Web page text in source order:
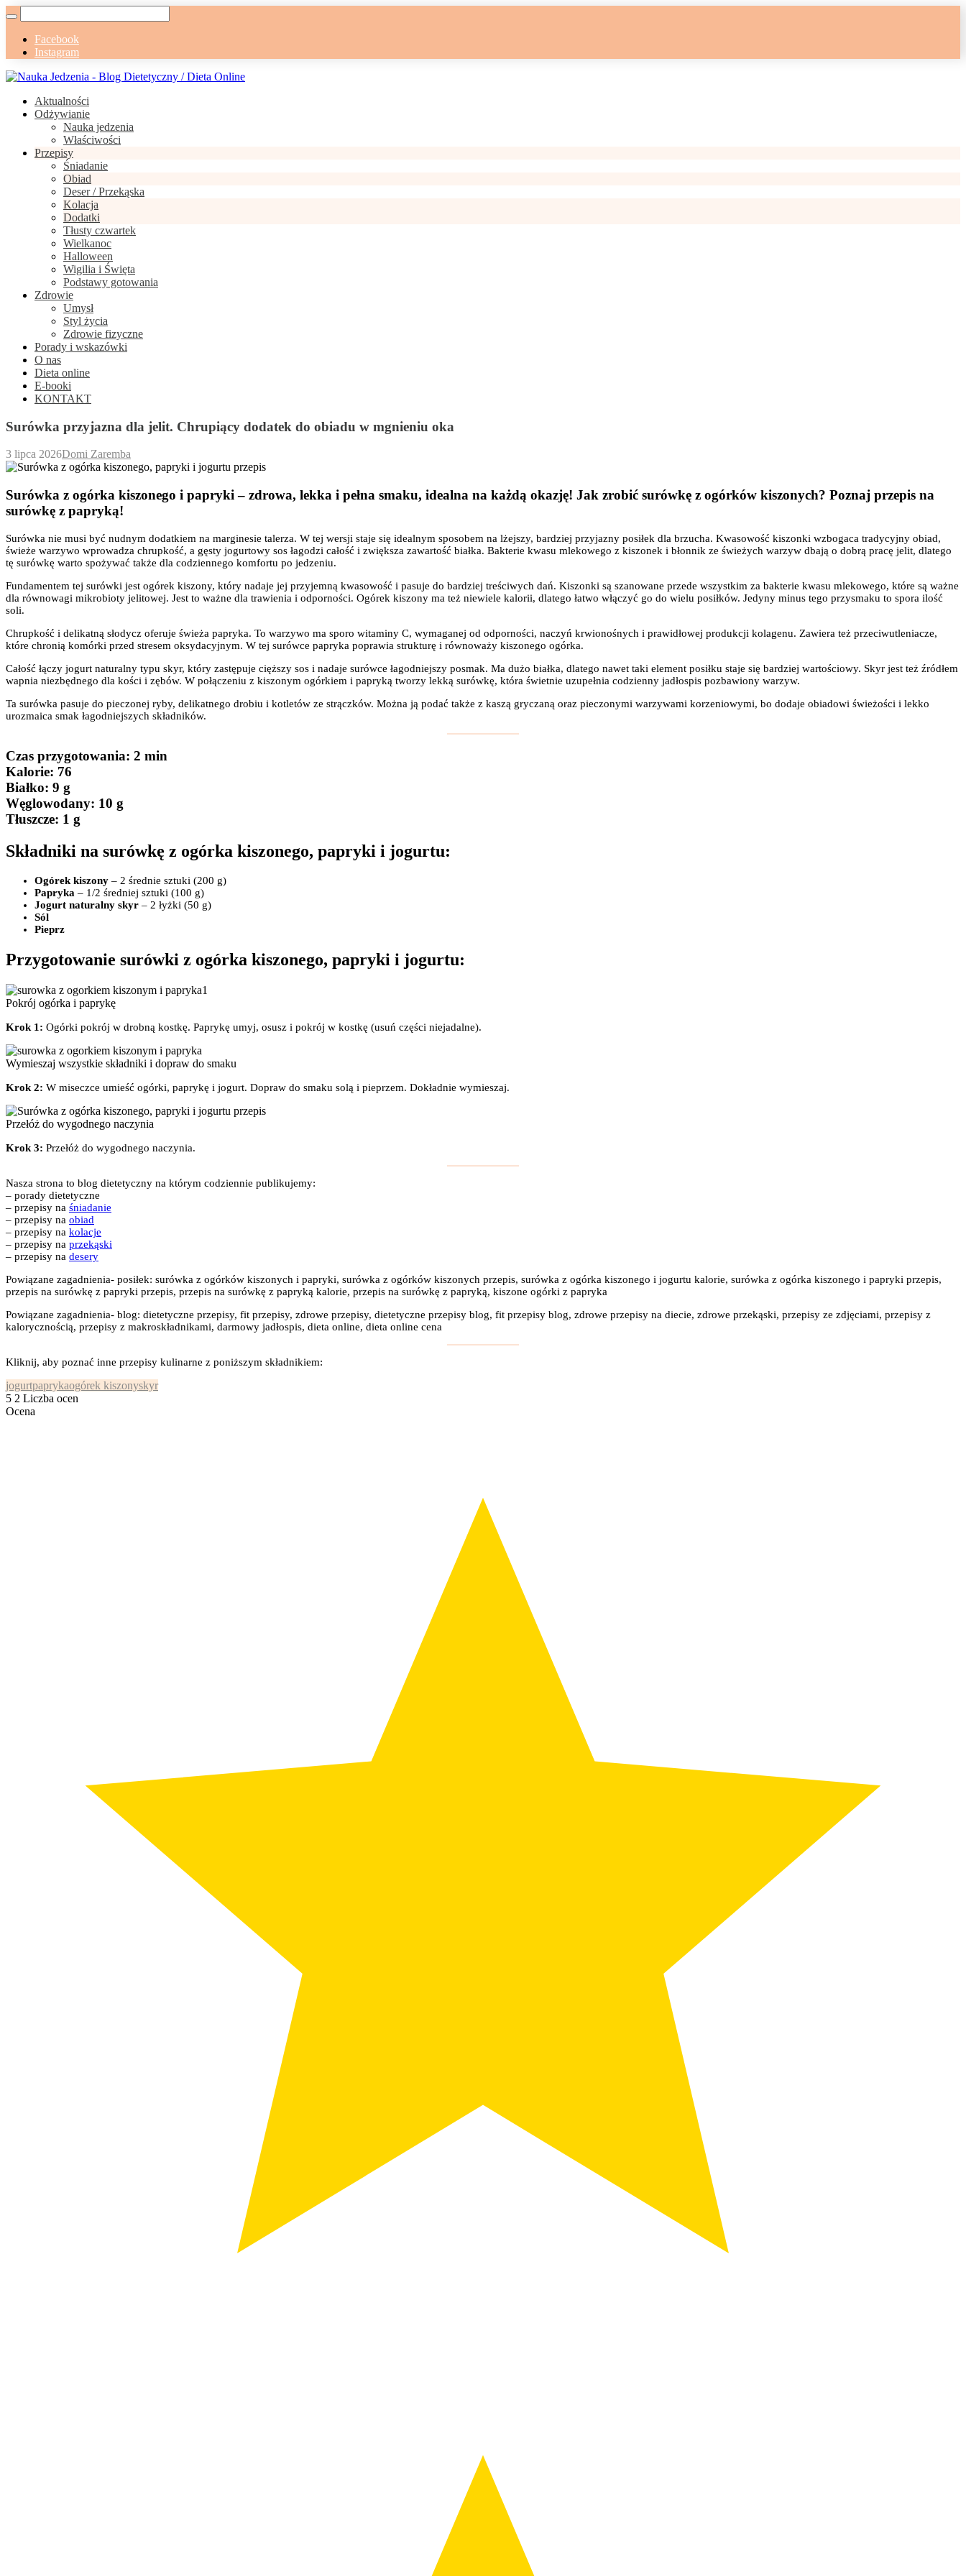
Facebook
Instagram
Aktualności
Odżywianie
Nauka jedzenia
Właściwości
Przepisy
Śniadanie
Obiad
Deser / Przekąska
Kolacja
Dodatki
Tłusty czwartek
Wielkanoc
Halloween
Wigilia i Święta
Podstawy gotowania
Zdrowie
Umysł
Styl życia
Zdrowie fizyczne
Porady i wskazówki
O nas
Dieta online
E-booki
KONTAKT
Surówka przyjazna dla jelit. Chrupiący dodatek do obiadu w mgnieniu oka
3 lipca 2026Domi Zaremba
Surówka z ogórka kiszonego i papryki – zdrowa, lekka i pełna smaku, idealna na każdą okazję! Jak zrobić surówkę z ogórków kiszonych? Poznaj przepis na
surówkę z papryką!
Surówka nie musi być nudnym dodatkiem na marginesie talerza. W tej wersji staje się idealnym sposobem na lżejszy, bardziej przyjazny posiłek dla brzucha. Kwasowość kiszonki wzbogaca tradycyjny obiad,
świeże warzywo wprowadza chrupkość, a gęsty jogurtowy sos łagodzi całość i zwiększa zawartość białka. Bakterie kwasu mlekowego z kiszonek i błonnik ze świeżych warzyw dbają o dobrą pracę jelit, dlatego
tę surówkę warto spożywać także dla codziennego komfortu po jedzeniu.
Fundamentem tej surówki jest ogórek kiszony, który nadaje jej przyjemną kwasowość i pasuje do bardziej treściwych dań. Kiszonki są szanowane przede wszystkim za bakterie kwasu mlekowego, które są ważne
dla równowagi mikrobioty jelitowej. Jest to ważne dla trawienia i odporności. Ogórek kiszony ma też niewiele kalorii, dlatego łatwo włączyć go do wielu posiłków. Jedyny minus tego przysmaku to spora ilość
soli.
Chrupkość i delikatną słodycz oferuje świeża papryka. To warzywo ma sporo witaminy C, wymaganej od odporności, naczyń krwionośnych i prawidłowej produkcji kolagenu. Zawiera też przeciwutleniacze,
które chronią komórki przed stresem oksydacyjnym. W tej surówce papryka poprawia strukturę i równoważy kiszonego ogórka.
Całość łączy jogurt naturalny typu skyr, który zastępuje cięższy sos i nadaje surówce łagodniejszy posmak. Ma dużo białka, dlatego nawet taki element posiłku staje się bardziej wartościowy. Skyr jest też źródłem
wapnia niezbędnego dla kości i zębów. W połączeniu z kiszonym ogórkiem i papryką tworzy lekką surówkę, która świetnie uzupełnia codzienny jadłospis pozbawiony warzyw.
Ta surówka pasuje do pieczonej ryby, delikatnego drobiu i kotletów ze strączków. Można ją podać także z kaszą gryczaną oraz pieczonymi warzywami korzeniowymi, bo dodaje obiadowi świeżości i lekko
urozmaica smak łagodniejszych składników.
Czas przygotowania: 2 min
Kalorie: 76
Białko: 9 g
Węglowodany: 10 g
Tłuszcze: 1 g
Składniki na surówkę z ogórka kiszonego, papryki i jogurtu:
Ogórek kiszony – 2 średnie sztuki (200 g)
Papryka – 1/2 średniej sztuki (100 g)
Jogurt naturalny skyr – 2 łyżki (50 g)
Sól
Pieprz
Przygotowanie surówki z ogórka kiszonego, papryki i jogurtu:
Pokrój ogórka i paprykę
Krok 1: Ogórki pokrój w drobną kostkę. Paprykę umyj, osusz i pokrój w kostkę (usuń części niejadalne).
Wymieszaj wszystkie składniki i dopraw do smaku
Krok 2: W miseczce umieść ogórki, paprykę i jogurt. Dopraw do smaku solą i pieprzem. Dokładnie wymieszaj.
Przełóż do wygodnego naczynia
Krok 3: Przełóż do wygodnego naczynia.
Nasza strona to blog dietetyczny na którym codziennie publikujemy:
– porady dietetyczne
– przepisy na śniadanie
– przepisy na obiad
– przepisy na kolacje
– przepisy na przekąski
– przepisy na desery
Powiązane zagadnienia- posiłek: surówka z ogórków kiszonych i papryki, surówka z ogórków kiszonych przepis, surówka z ogórka kiszonego i jogurtu kalorie, surówka z ogórka kiszonego i papryki przepis,
przepis na surówkę z papryki przepis, przepis na surówkę z papryką kalorie, przepis na surówkę z papryką, kiszone ogórki z papryka
Powiązane zagadnienia- blog: dietetyczne przepisy, fit przepisy, zdrowe przepisy, dietetyczne przepisy blog, fit przepisy blog, zdrowe przepisy na diecie, zdrowe przekąski, przepisy ze zdjęciami, przepisy z
kalorycznością, przepisy z makroskładnikami, darmowy jadłospis, dieta online, dieta online cena
Kliknij, aby poznać inne przepisy kulinarne z poniższym składnikiem:
jogurtpaprykaogórek kiszonyskyr
5 2 Liczba ocen
Ocena